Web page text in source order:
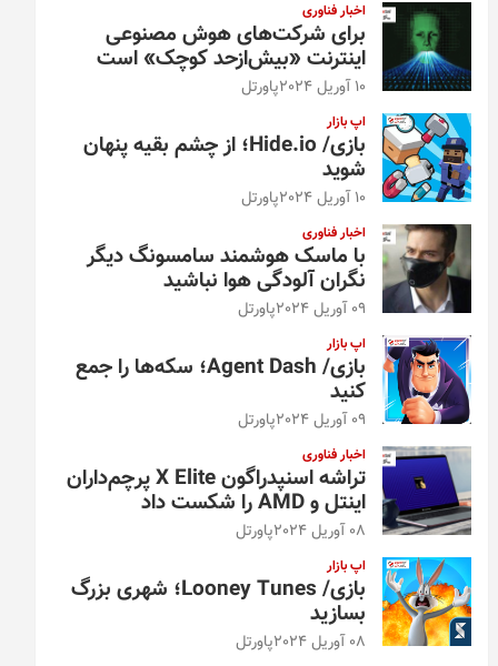
اخبار فناوری
برای شرکت‌های هوش مصنوعی
اینترنت «بیش‌از‌حد کوچک» است
10 آوریل 2024 پاورتل
اپ بازار
بازی/ Hide.io؛ از چشم بقیه پنهان
شوید
10 آوریل 2024 پاورتل
اخبار فناوری
با ماسک هوشمند سامسونگ دیگر
نگران آلودگی هوا نباشید
09 آوریل 2024 پاورتل
اپ بازار
بازی/ Agent Dash؛ سکه‌ها را جمع
کنید
09 آوریل 2024 پاورتل
اخبار فناوری
تراشه اسنپدراگون X Elite پرچم‌داران
اینتل و AMD را شکست داد
08 آوریل 2024 پاورتل
اپ بازار
بازی/ Looney Tunes؛ شهری بزرگ
بسازید
08 آوریل 2024 پاورتل